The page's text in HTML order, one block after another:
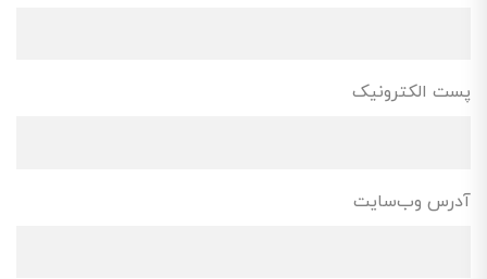
پست الکترونیک
آدرس وب‌سایت